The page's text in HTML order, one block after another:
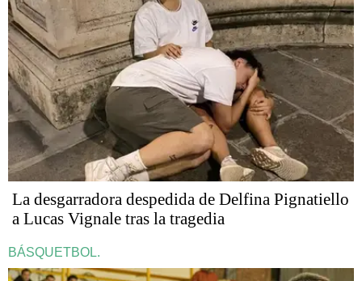
La desgarradora despedida de Delfina Pignatiello
a Lucas Vignale tras la tragedia
BÁSQUETBOL.